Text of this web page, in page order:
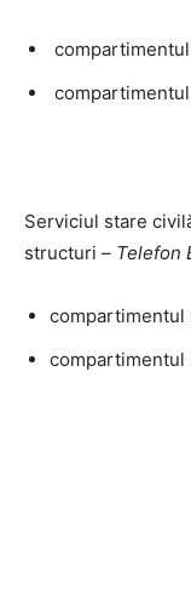
Serviciul stare
structuri – Telefon
compartimentul
compartimentul